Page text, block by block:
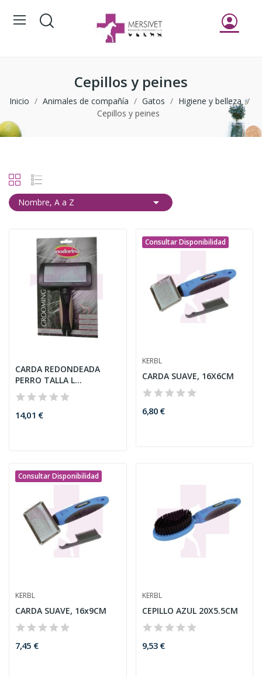
Cepillos y peines
Inicio Animales de compañía Gatos
Higiene y belleza
Cepillos y peines
Nombre, A a Z 
CARDA REDONDEADA
PERRO TALLA L
INODORINA
14,01 €
Consultar Disponibilidad
KERBL
CARDA SUAVE, 16X6CM
6,80 €
Consultar Disponibilidad
KERBL
CARDA SUAVE, 16x9CM
7,45 €
KERBL
CEPILLO AZUL 20X5.5CM
9,53 €